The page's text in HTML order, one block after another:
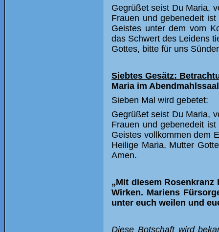
Gegrüßet seist Du Maria,
Frauen und gebenedeit
Geistes unter dem vom
das Schwert des Leidens
Gottes, bitte für uns
Siebtes Gesätz:
Maria im
Sieben Mal wird gebetet:
Gegrüßet seist Du Maria,
Frauen und gebenedeit
Geistes vollkommen dem
Heilige Maria, Mutter
Amen.
„Mit diesem
Wirken. Mariens
unter euch weilen und
Diese Botschaft wird